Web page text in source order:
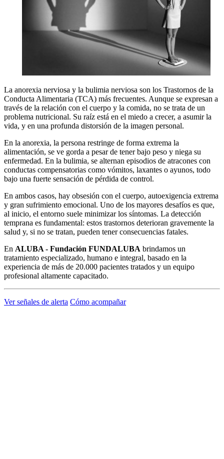
La anorexia nerviosa y la bulimia nerviosa son los Trastornos de la
Conducta Alimentaria (TCA) más frecuentes. Aunque se expresan a
través de la relación con el cuerpo y la comida, no se trata de un
problema nutricional. Su raíz está en el miedo a crecer, a asumir la
vida, y en una profunda distorsión de la imagen personal.
En la anorexia, la persona restringe de forma extrema la
alimentación, se ve gorda a pesar de tener bajo peso y niega su
enfermedad. En la bulimia, se alternan episodios de atracones con
conductas compensatorias como vómitos, laxantes o ayunos, todo
bajo una fuerte sensación de pérdida de control.
En ambos casos, hay obsesión con el cuerpo, autoexigencia extrema
y gran sufrimiento emocional. Uno de los mayores desafíos es que,
al inicio, el entorno suele minimizar los síntomas. La detección
temprana es fundamental: estos trastornos deterioran gravemente la
salud y, si no se tratan, pueden tener consecuencias fatales.
En ALUBA - Fundación FUNDALUBA brindamos un
tratamiento especializado, humano e integral, basado en la
experiencia de más de 20.000 pacientes tratados y un equipo
profesional altamente capacitado.
Ver señales de alerta Cómo acompañar